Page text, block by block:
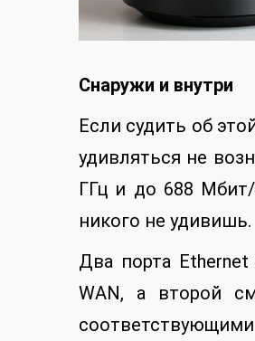
Снаружи и внутри
Если судить об
удивляться не
ГГц и до 688
никого не удивишь.
Два порта
WAN, а второй